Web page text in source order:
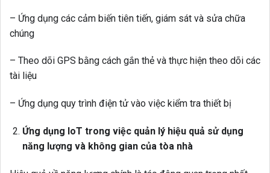
– Ứng dụng các cảm biến tiên tiến, giám sát và sửa chữa
chúng
– Theo dõi GPS bằng cách gắn thẻ và thực hiện theo dõi các
tài liệu
– Ứng dụng quy trình điện tử vào việc kiểm tra thiết bị
Ứng dụng IoT trong việc quản lý hiệu quả sử dụng
năng lượng và không gian của tòa nhà